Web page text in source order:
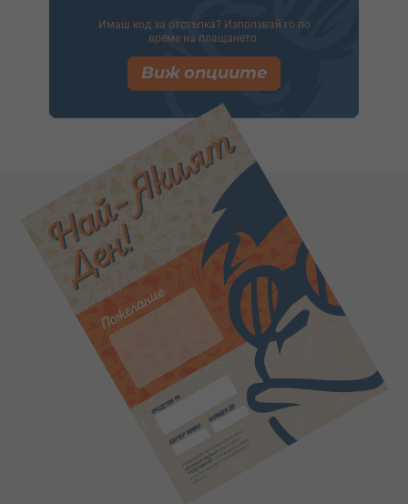
Имаш код за отстъпка? Използвай го по
време на плащането.
Виж опциите